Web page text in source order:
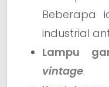
Beberapa
industrial
Lampu
vintage.